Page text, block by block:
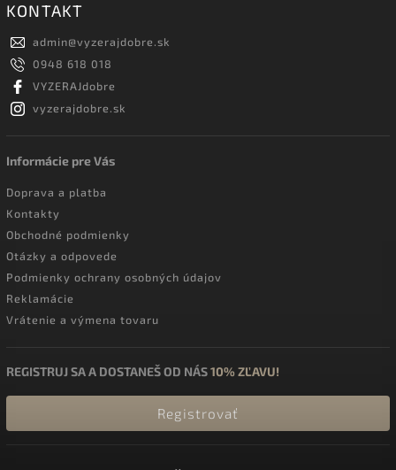
KONTAKT
admin@vyzerajdobre.sk
0948 618 018
VYZERAJdobre
vyzerajdobre.sk
Informácie pre Vás
Doprava a platba
Kontakty
Obchodné podmienky
Otázky a odpovede
Podmienky ochrany osobných údajov
Reklamácie
Vrátenie a výmena tovaru
REGISTRUJ SA A DOSTANEŠ OD NÁS10% ZĽAVU!
Registrovať